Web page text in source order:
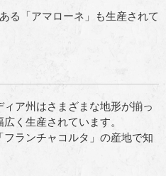
る「アマローネ」も生産されて
ア州はさまざまな地形が揃っ
く生産されています。
ランチャコルタ」の産地で知